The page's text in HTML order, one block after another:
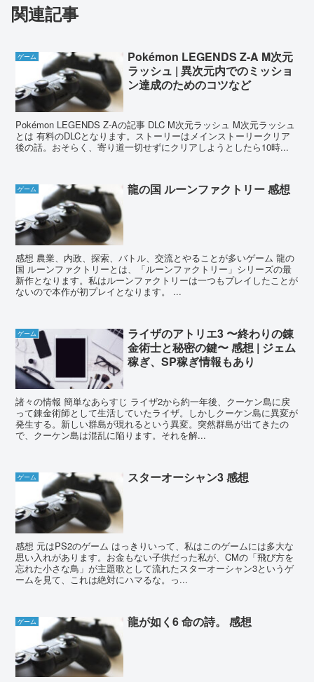
関連記事
ゲーム
Pokémon LEGENDS Z-A M次元
ラッシュ | 異次元内でのミッショ
ン達成のためのコツなど
Pokémon LEGENDS Z-Aの記事 DLC M次元ラッシュ M次元ラッシュ
とは 有料のDLCとなります。ストーリーはメインストーリークリア
後の話。おそらく、寄り道一切せずにクリアしようとしたら10時...
ゲーム 龍の国 ルーンファクトリー 感想
感想 農業、内政、探索、バトル、交流とやることが多いゲーム 龍の
国 ルーンファクトリーとは、「ルーンファクトリー」シリーズの最
新作となります。私はルーンファクトリーは一つもプレイしたことが
ないので本作が初プレイとなります。 ...
ゲーム
ライザのアトリエ3 〜終わりの錬
金術士と秘密の鍵〜 感想 | ジェム
稼ぎ、SP稼ぎ情報もあり
諸々の情報 簡単なあらすじ ライザ2から約一年後、クーケン島に戻
って錬金術師として生活していたライザ。しかしクーケン島に異変が
発生する。新しい群島が現れるという異変。突然群島が出てきたの
で、クーケン島は混乱に陥ります。それを解...
ゲーム スターオーシャン3 感想
感想 元はPS2のゲーム はっきりいって、私はこのゲームには多大な
思い入れがあります。お金もない子供だった私が、CMの「飛び方を
忘れた小さな鳥」が主題歌として流れたスターオーシャン3というゲ
ームを見て、これは絶対にハマるな。っ...
ゲーム 龍が如く6 命の詩。 感想